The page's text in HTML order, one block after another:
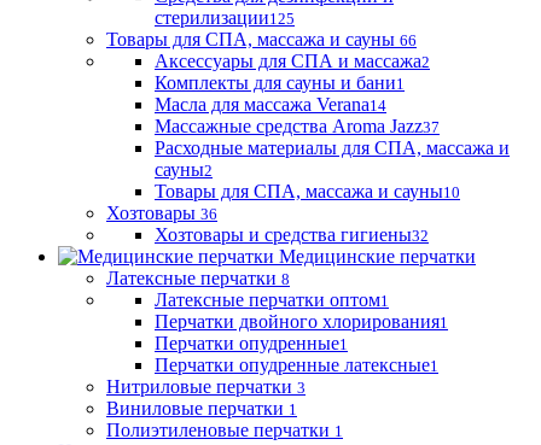
стерилизации125
Товары для СПА, массажа и сауны 66
Аксессуары для СПА и массажа2
Комплекты для сауны и бани1
Масла для массажа Verana14
Массажные средства Aroma Jazz37
Расходные материалы для СПА, массажа и
сауны2
Товары для СПА, массажа и сауны10
Хозтовары 36
Хозтовары и средства гигиены32
Медицинские перчатки
Латексные перчатки 8
Латексные перчатки оптом1
Перчатки двойного хлорирования1
Перчатки опудренные1
Перчатки опудренные латексные1
Нитриловые перчатки 3
Виниловые перчатки 1
Полиэтиленовые перчатки 1